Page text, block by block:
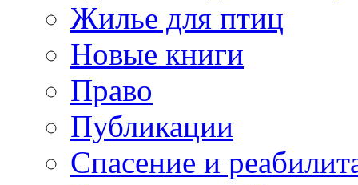
Жилье для птиц
Новые книги
Право
Публикации
Спасение и